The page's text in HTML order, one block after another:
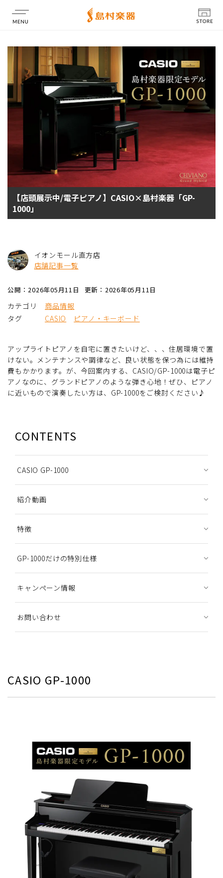
店舗情報
【店頭展示中/電子ピアノ】CASIO×島村楽器「GP-
1000」
イオンモール直方店
店舗記事一覧
公開：2026年05月11日 更新：2026年05月11日
カテゴリ
商品情報
タグ
CASIO ピアノ・キーボード
アップライトピアノを自宅に置きたいけど、、、住居環境で置
けない。メンテナンスや調律など、良い状態を保つ為には維持
費もかかります。が、今回案内する、CASIO/GP-1000は電子ピ
アノなのに、グランドピアノのような弾き心地！ぜひ、ピアノ
に近いもので演奏したい方は、GP-1000をご検討ください♪
CONTENTS
CASIO GP-1000
紹介動画
特徴
GP-1000だけの特別仕様
キャンペーン情報
お問い合わせ
CASIO GP-1000